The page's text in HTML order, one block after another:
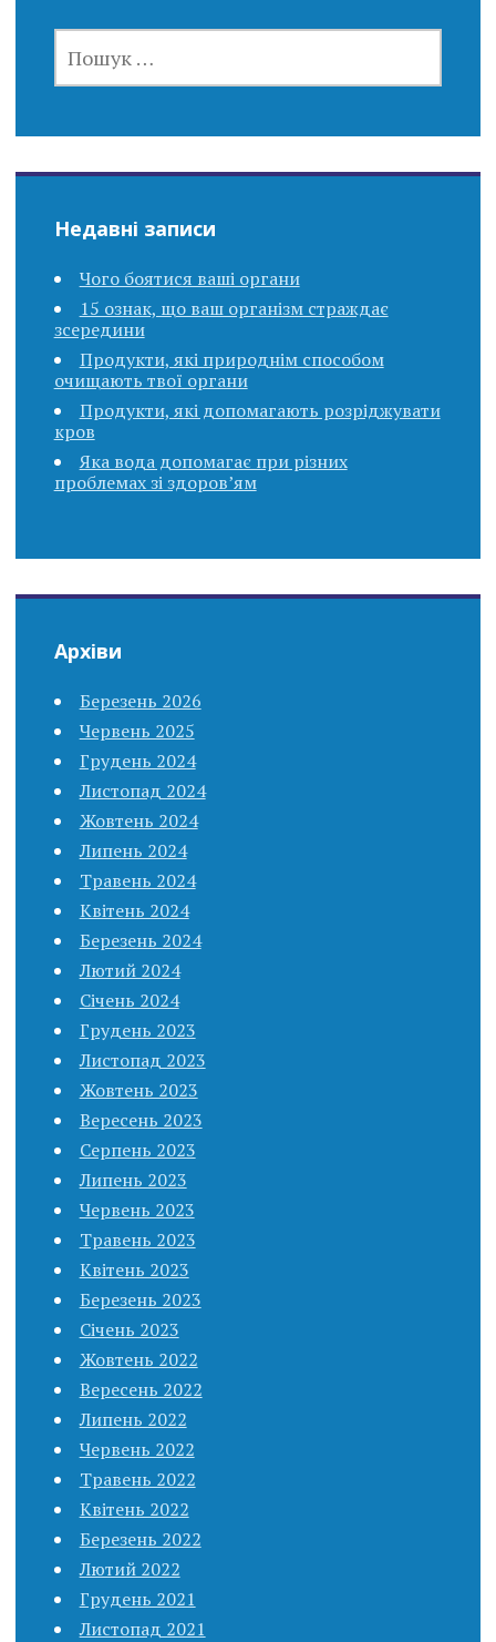
Недавні записи
Чого боятися ваші органи
15 ознак, що ваш організм страждає
зсередини
Продукти, які природнім способом
очищають твої органи
Продукти, які допомагають розріджувати
кров
Яка вода допомагає при різних
проблемах зі здоров’ям
Архіви
Березень 2026
Червень 2025
Грудень 2024
Листопад 2024
Жовтень 2024
Липень 2024
Травень 2024
Квітень 2024
Березень 2024
Лютий 2024
Січень 2024
Грудень 2023
Листопад 2023
Жовтень 2023
Вересень 2023
Серпень 2023
Липень 2023
Червень 2023
Травень 2023
Квітень 2023
Березень 2023
Січень 2023
Жовтень 2022
Вересень 2022
Липень 2022
Червень 2022
Травень 2022
Квітень 2022
Березень 2022
Лютий 2022
Грудень 2021
Листопад 2021